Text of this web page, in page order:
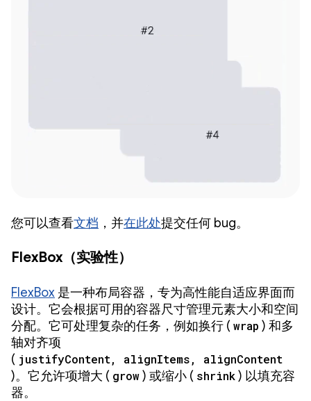
您可以查看文档 ，并在此处提交任何 bug。
FlexBox（实验性）
FlexBox 是一种布局容器，专为高性能自适应界面而
设计。它会根据可用的容器尺寸管理元素大小和空间
分配。它可处理复杂的任务，例如换行 ( wrap ) 和多
轴对齐项
( justifyContent, alignItems, alignContent
)。它允许项增大 ( grow) 或缩小 ( shrink) 以填充容
器。